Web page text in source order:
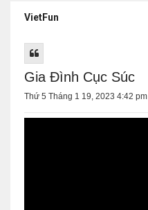
VietFun
Gia Đình Cục Súc
Thứ 5 Tháng 1 19, 2023 4:42 pm